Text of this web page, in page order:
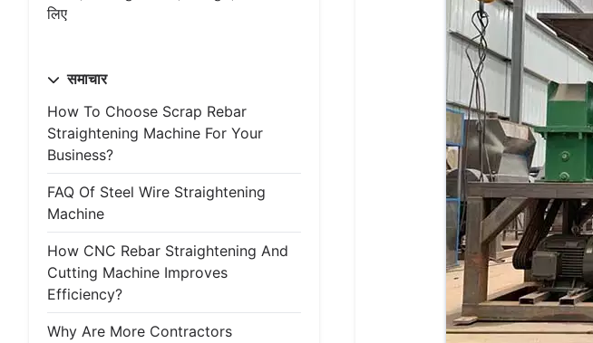
लिए
समाचार
How To Choose Scrap Rebar
Straightening Machine For Your
Business?
FAQ Of Steel Wire Straightening
Machine
How CNC Rebar Straightening And
Cutting Machine Improves
Efficiency?
Why Are More Contractors